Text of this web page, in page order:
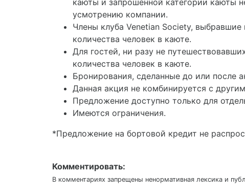
каюты и запрошенной категории каюты
усмотрению компании.
Члены клуба Venetian Society,
количества человек в каюте.
Для гостей, ни разу не
количества человек в каюте.
Бронирования, сделанные до или после
Данная акция не комбинируется с
Предложение доступно только для
Имеются ограничения.
*Предложение на бортовой кредит не
Комментировать:
В комментариях запрещены ненормативная лексика и